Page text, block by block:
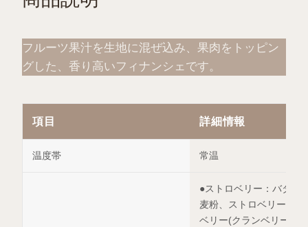
フルーツ果汁を生地に混ぜ込み、果肉をトッピン
グした、香り高いフィナンシェです。
項目 詳細情報
温度帯 常温
●ストロベリー：バター
麦粉、ストロベリーピ
ベリー(クランベリー、